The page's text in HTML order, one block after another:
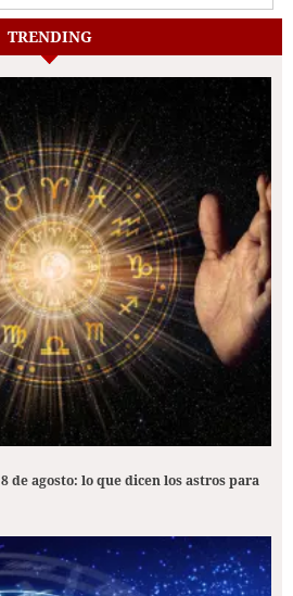
TRENDING
de agosto: lo que dicen los astros para